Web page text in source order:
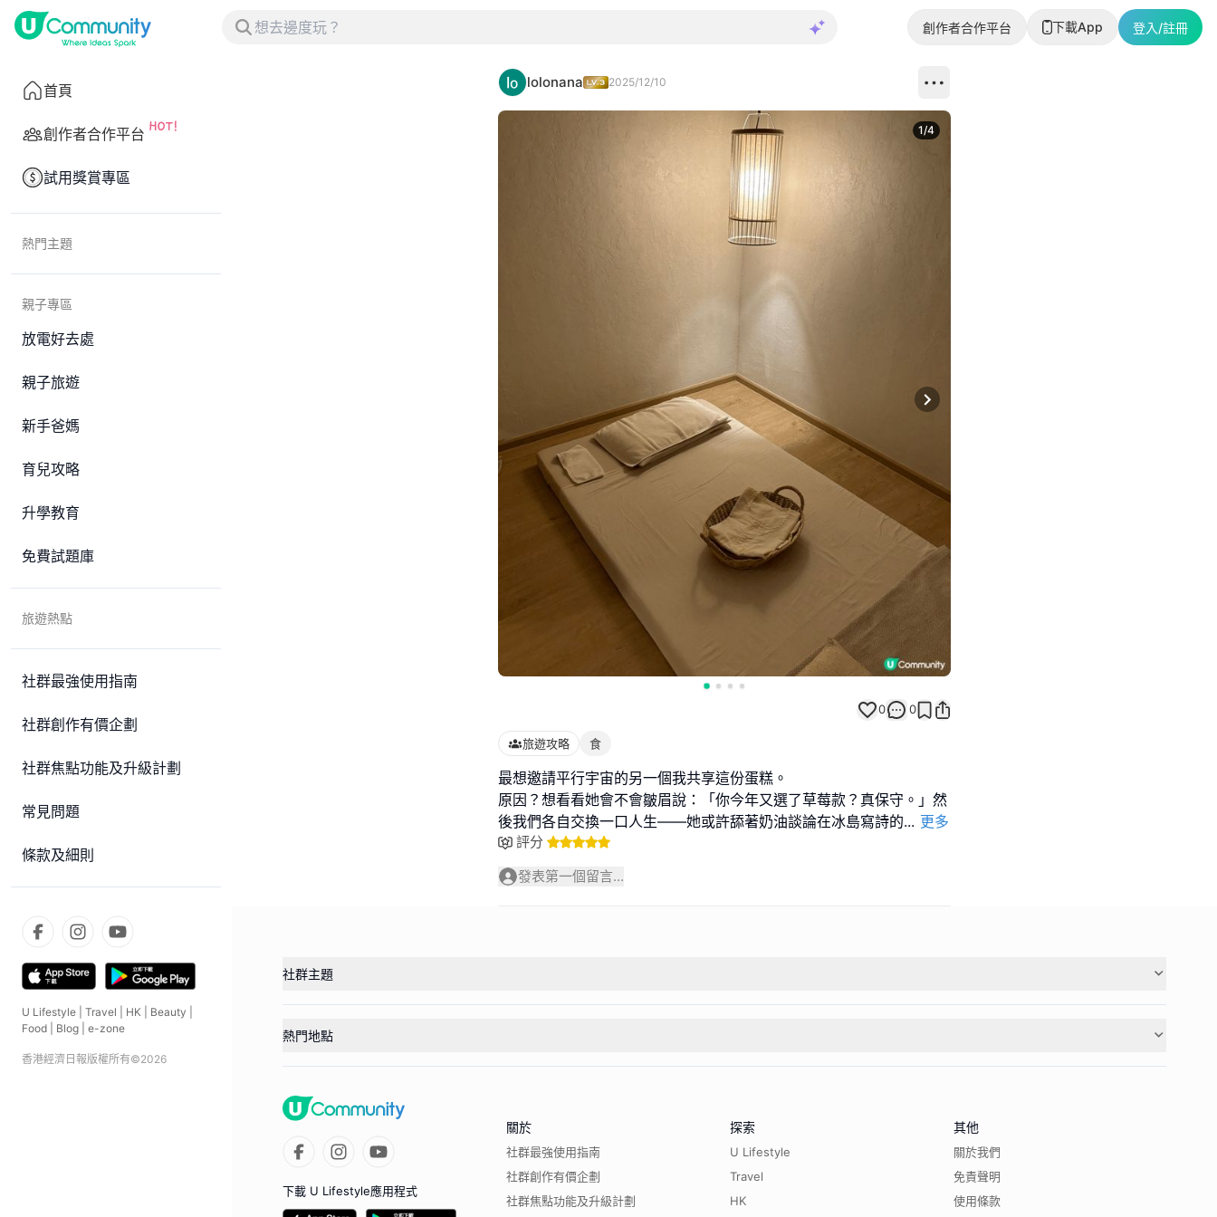
創作者合作平台 下載App 登入/註冊
首頁
創作者合作平台
試用獎賞專區
熱門主題
親子專區
放電好去處
親子旅遊
新手爸媽
育兒攻略
升學教育
免費試題庫
旅遊熱點
社群最強使用指南
社群創作有價企劃
社群焦點功能及升級計劃
常見問題
條款及細則
U Lifestyle Travel HK Beauty
Food
Blog e-zone
香港經濟日報版權所有©2026
lolonana 2025/12/10
Next slide
1/4
0 0
旅遊攻略 食
最想邀請平行宇宙的另一個我共享這份蛋糕。
原因？想看看她會不會皺眉說：「你今年又選了草莓款？真保守。」然
後我們各自交換一口人生——她或許舔著奶油談論在冰島寫詩的... 更多
評分
發表第一個留言...
社群主題
熱門地點
下載 U Lifestyle應用程式
關於
社群最強使用指南
社群創作有價企劃
社群焦點功能及升級計劃
探索
U Lifestyle
Travel
HK
其他
關於我們
免責聲明
使用條款